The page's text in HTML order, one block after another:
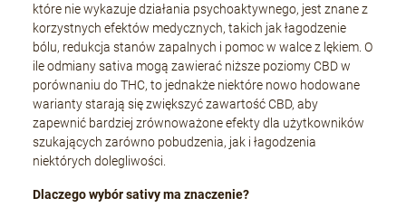
które nie wykazuje działania psychoaktywnego, jest znane z
korzystnych efektów medycznych, takich jak łagodzenie
bólu, redukcja stanów zapalnych i pomoc w walce z lękiem. O
ile odmiany sativa mogą zawierać niższe poziomy CBD w
porównaniu do THC, to jednakże niektóre nowo hodowane
warianty starają się zwiększyć zawartość CBD, aby
zapewnić bardziej zrównoważone efekty dla użytkowników
szukających zarówno pobudzenia, jak i łagodzenia
niektórych dolegliwości.
Dlaczego wybór sativy ma znaczenie?